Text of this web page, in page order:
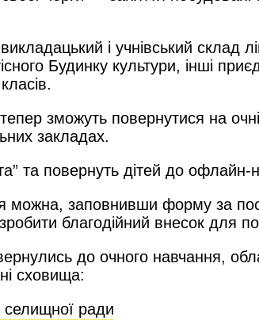
і учнівський склад
Будинку культури, інші
тепер зможуть повернутися на
закладах.
та повернуть дітей до
можна, заповнивши форму за
благодійний внесок для
до очного навчання,
сховища:
селищної ради